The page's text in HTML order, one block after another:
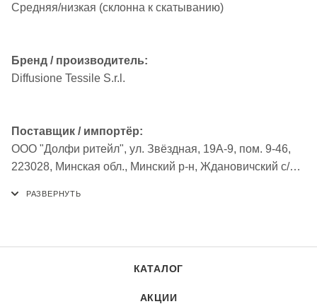
Средняя/низкая (склонна к скатыванию)
Бренд / производитель:
Diffusione Tessile S.r.l.
Поставщик / импортёр:
ООО "Долфи ритейл", ул. Звёздная, 19А-9, пом. 9-46,
223028, Минская обл., Минский р-н, Ждановичский с/с,
КАТАЛОГ
АКЦИИ